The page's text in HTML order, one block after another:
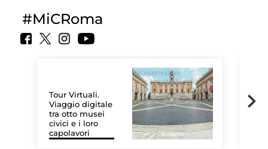
#MiCRoma
Tour Virtuali.
Viaggio digitale
tra otto musei
civici e i loro
capolavori